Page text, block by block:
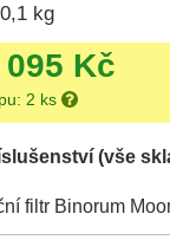
0,1 kg
095 Kč
2 ks
(vše
filtr Binorum